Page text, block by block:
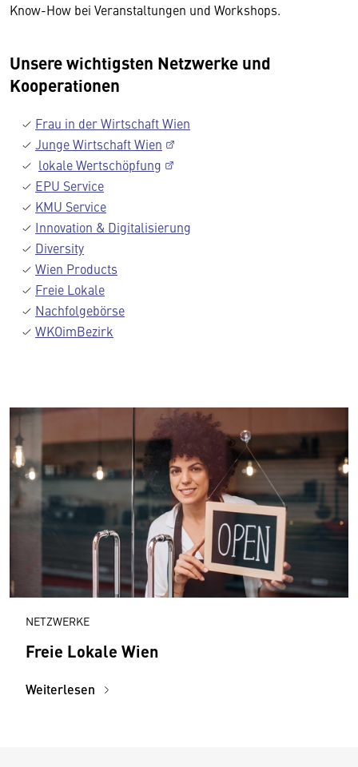
Know-How bei Veranstaltungen und Workshops.
Unsere wichtigsten Netzwerke und
Kooperationen
Frau in der Wirtschaft Wien
Junge Wirtschaft Wien
lokale Wertschöpfung
EPU Service
KMU Service
Innovation & Digitalisierung
Diversity
Wien Products
Freie Lokale
Nachfolgebörse
WKOimBezirk
NETZWERKE
Freie Lokale Wien
Weiterlesen